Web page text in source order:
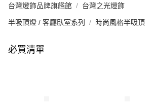
台灣燈飾品牌旗艦館 台灣之光燈飾
半吸頂燈 / 客廳臥室系列 時尚風格半吸頂
必買清單